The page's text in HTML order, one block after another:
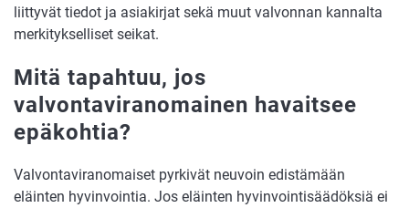
liittyvät tiedot ja asiakirjat sekä muut valvonnan kannalta
merkitykselliset seikat.
Mitä tapahtuu, jos
valvontaviranomainen havaitsee
epäkohtia?
Valvontaviranomaiset pyrkivät neuvoin edistämään
eläinten hyvinvointia. Jos eläinten hyvinvointisäädöksiä ei